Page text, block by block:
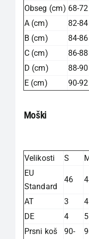
Obseg (cm) 68-72
A (cm)
82-84
B (cm)
84-86
C (cm)
86-88
D (cm)
88-90
E (cm)
90-92
Moški
Velikosti S
EU
Standard
46
AT 3 4
DE
4 5
Prsni koš
90-